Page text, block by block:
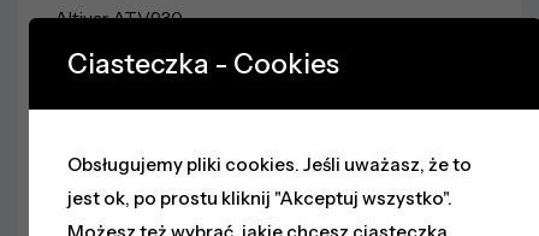
Altivar ATV930
Altivar ATV630
Zasilacze
Sieci Przemysłowe
Ciasteczka - Cookies
Obsługujemy pliki cookies. Jeśli uważasz, że to
jest ok, po prostu kliknij "Akceptuj wszystko".
Możesz też wybrać, jakie chcesz ciasteczka,